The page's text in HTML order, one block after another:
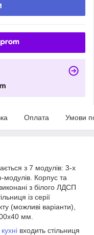
Оплата Умови
з 7 модулів: 3-х
Корпус та
з білого ЛДСП
із серії
(можливі варіанти),
мм.
кухні входить стільниця